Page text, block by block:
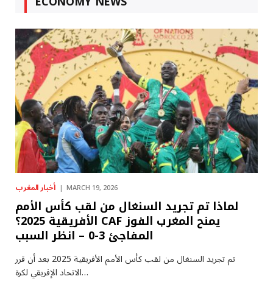
أخبار المغرب MARCH 19, 2026
لماذا تم تجريد السنغال من لقب كأس الأمم
الأفريقية 2025؟ CAF يمنح المغرب الفوز
المفاجئ 3-0 – انظر السبب
تم تجريد السنغال من لقب كأس الأمم الأفريقية 2025 بعد أن قرر
الاتحاد الإفريقي لكرة…